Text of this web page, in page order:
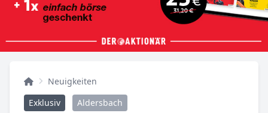
Neuigkeiten
Exklusiv
Aldersbach